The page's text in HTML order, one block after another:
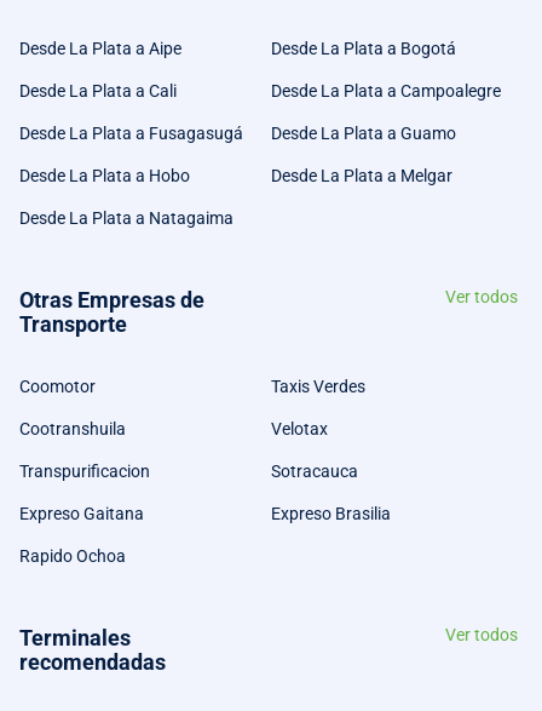
Desde La Plata a Aipe Desde La Plata a Bogotá
Desde La Plata a Cali Desde La Plata a Campoalegre
Desde La Plata a Fusagasugá Desde La Plata a Guamo
Desde La Plata a Hobo Desde La Plata a Melgar
Desde La Plata a Natagaima
Otras Empresas de
Transporte
Ver todos
Coomotor Taxis Verdes
Cootranshuila Velotax
Transpurificacion Sotracauca
Expreso Gaitana Expreso Brasilia
Rapido Ochoa
Terminales
recomendadas
Ver todos